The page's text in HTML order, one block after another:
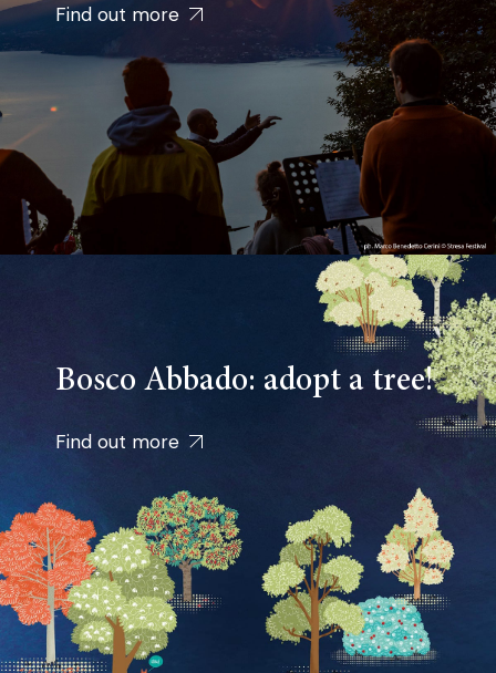
Find out more
Bosco Abbado: adopt a tree!
Find out more